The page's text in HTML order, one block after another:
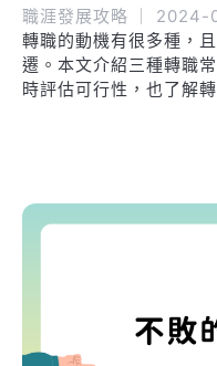
職涯發展攻略
2024-
轉職的動機有很多種，
遷。本文介紹三種轉職
時評估可行性，也了解